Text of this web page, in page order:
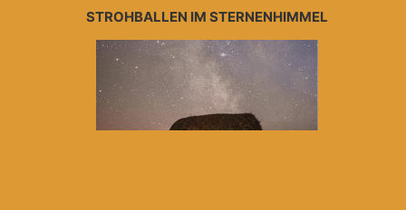
STROHBALLEN IM STERNENHIMMEL